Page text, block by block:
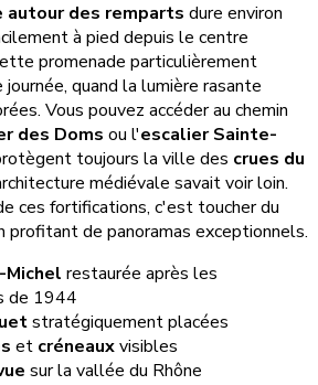
des remparts dure environ
à pied depuis le centre
promenade particulièrement
quand la lumière rasante
Vous pouvez accéder au chemin
des Doms ou l'escalier Sainte-
toujours la ville des crues du
médiévale savait voir loin.
ces fortifications, c'est toucher du
de panoramas exceptionnels.
restaurée après les
de 1944
stratégiquement placées
et créneauxvisibles
sur la vallée du Rhône